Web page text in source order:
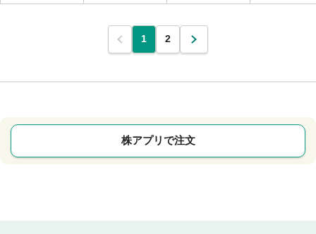
1 2
株アプリで注文